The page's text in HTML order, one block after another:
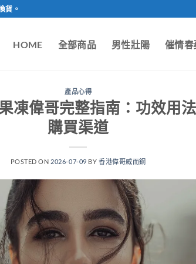
貨。
HOME 全部商品 男性壯陽 催情春
產品心得
凍偉哥完整指南：功效用
購買渠道
POSTED ON 2026-07-09 BY香港偉哥威而鋼